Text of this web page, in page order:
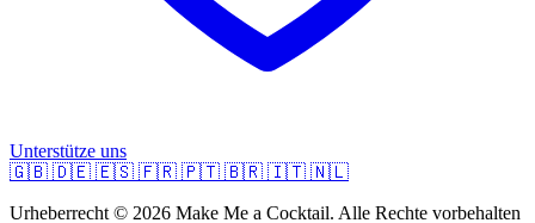
Unterstütze uns
🇬🇧 🇩🇪 🇪🇸 🇫🇷 🇵🇹 🇧🇷 🇮🇹 🇳🇱
Urheberrecht © 2026 Make Me a Cocktail. Alle Rechte vorbehalten